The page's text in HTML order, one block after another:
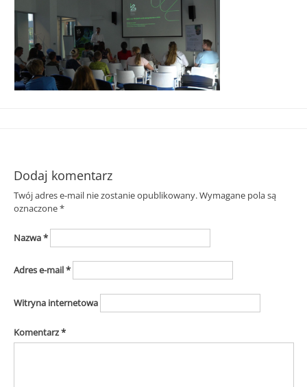
Śląska
Dodaj komentarz
Twój adres e-mail nie zostanie opublikowany.Wymagane pola są
oznaczone*
Nazwa*
Adres e-mail*
Witryna internetowa
Komentarz*